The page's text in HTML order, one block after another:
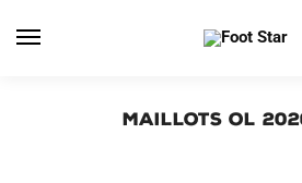
Maillots OL